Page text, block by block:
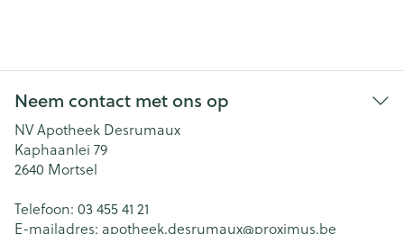
Neem contact met ons op
NV Apotheek Desrumaux
Kaphaanlei 79
2640 Mortsel
Telefoon: 03 455 41 21
E-mailadres: apotheek.desrumaux@proximus.be